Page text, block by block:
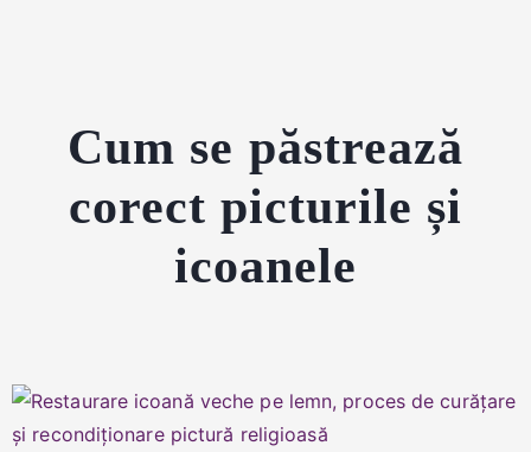
Cum se păstrează
corect picturile și
icoanele